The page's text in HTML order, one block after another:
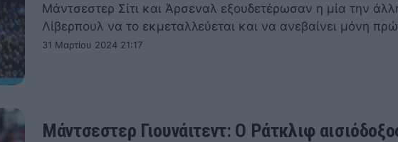
Μάντσεστερ Σίτι και Άρσεναλ εξουδετέρωσαν η μία την
Λίβερπουλ να το εκμεταλλεύεται και να ανεβαίνει μόνη
31 Μαρτίου 2024 21:17
Μάντσεστερ Γιουνάιτεντ: Ο Ράτκλιφ